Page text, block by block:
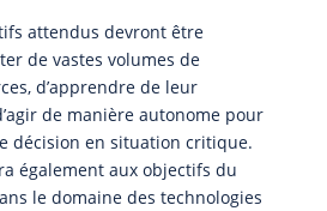
attendus devront être
de vastes volumes de
d’apprendre de leur
de manière autonome pour
décision en situation critique.
également aux objectifs du
le domaine des technologies